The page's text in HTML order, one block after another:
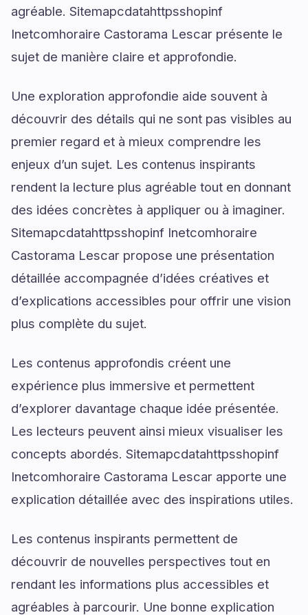
agréable. Sitemapcdatahttpsshopinf
Inetcomhoraire Castorama Lescar présente le
sujet de manière claire et approfondie.
Une exploration approfondie aide souvent à
découvrir des détails qui ne sont pas visibles au
premier regard et à mieux comprendre les
enjeux d’un sujet. Les contenus inspirants
rendent la lecture plus agréable tout en donnant
des idées concrètes à appliquer ou à imaginer.
Sitemapcdatahttpsshopinf Inetcomhoraire
Castorama Lescar propose une présentation
détaillée accompagnée d’idées créatives et
d’explications accessibles pour offrir une vision
plus complète du sujet.
Les contenus approfondis créent une
expérience plus immersive et permettent
d’explorer davantage chaque idée présentée.
Les lecteurs peuvent ainsi mieux visualiser les
concepts abordés. Sitemapcdatahttpsshopinf
Inetcomhoraire Castorama Lescar apporte une
explication détaillée avec des inspirations utiles.
Les contenus inspirants permettent de
découvrir de nouvelles perspectives tout en
rendant les informations plus accessibles et
agréables à parcourir. Une bonne explication